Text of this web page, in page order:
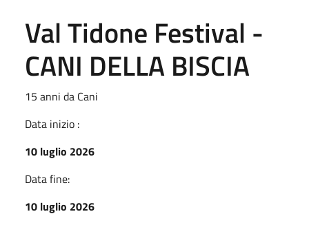
Val Tidone Festival -
CANI DELLA BISCIA
15 anni da Cani
Data inizio :
10 luglio 2026
Data fine:
10 luglio 2026